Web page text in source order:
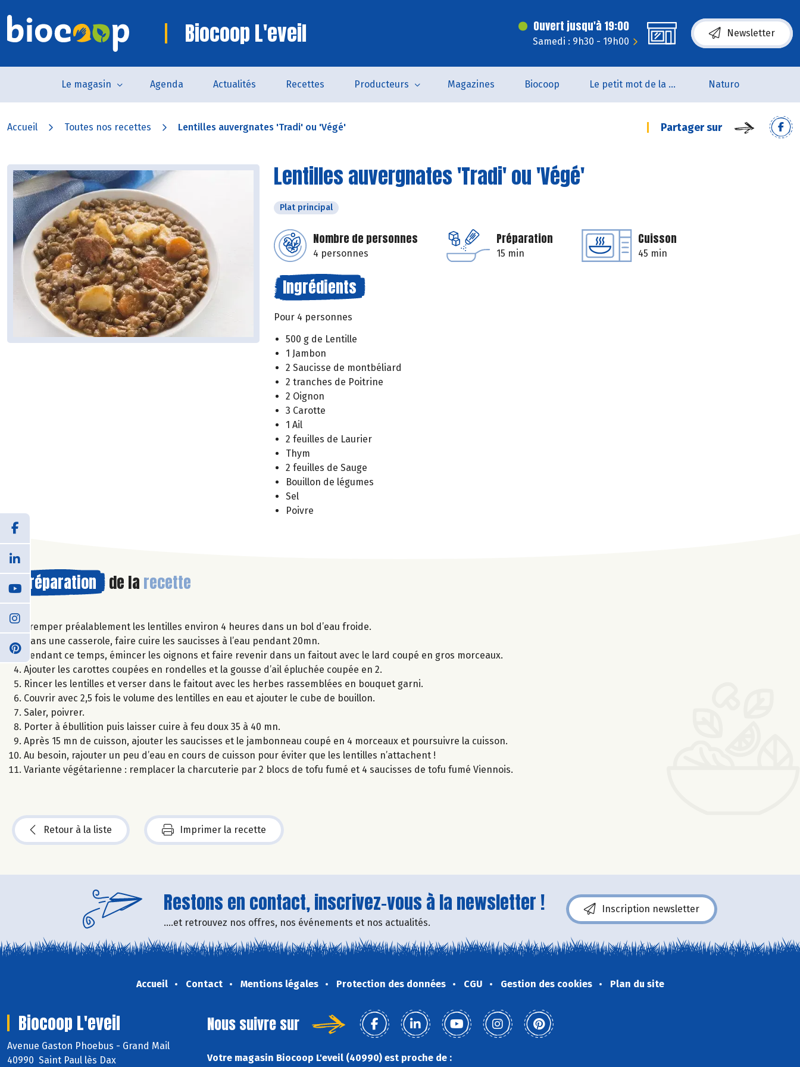
Biocoop L'eveil Ouvert jusqu'à 19:00
Samedi : 9h30 - 19h00
Newsletter
Le magasin Agenda Actualités Recettes Producteurs Magazines Biocoop Le petit mot de la naturo Naturo
Accueil Toutes nos recettes Lentilles auvergnates 'Tradi' ou 'Végé' Partager sur
Lentilles auvergnates 'Tradi' ou 'Végé'
Plat principal
Nombre de personnes
4 personnes
Préparation
15 min
Cuisson
45 min
Ingrédients
Pour 4 personnes
500 g de Lentille
1 Jambon
2 Saucisse de montbéliard
2 tranches de Poitrine
2 Oignon
3 Carotte
1 Ail
2 feuilles de Laurier
Thym
2 feuilles de Sauge
Bouillon de légumes
Sel
Poivre
Préparation de la recette
Tremper préalablement les lentilles environ 4 heures dans un bol d’eau froide.
Dans une casserole, faire cuire les saucisses à l’eau pendant 20mn.
Pendant ce temps, émincer les oignons et faire revenir dans un faitout avec le lard coupé en gros morceaux.
Ajouter les carottes coupées en rondelles et la gousse d’ail épluchée coupée en 2.
Rincer les lentilles et verser dans le faitout avec les herbes rassemblées en bouquet garni.
Couvrir avec 2,5 fois le volume des lentilles en eau et ajouter le cube de bouillon.
Saler, poivrer.
Porter à ébullition puis laisser cuire à feu doux 35 à 40 mn.
Après 15 mn de cuisson, ajouter les saucisses et le jambonneau coupé en 4 morceaux et poursuivre la cuisson.
Au besoin, rajouter un peu d’eau en cours de cuisson pour éviter que les lentilles n’attachent !
Variante végétarienne : remplacer la charcuterie par 2 blocs de tofu fumé et 4 saucisses de tofu fumé Viennois.
Retour à la liste Imprimer la recette
Restons en contact, inscrivez-vous à la newsletter !
....et retrouvez nos offres, nos événements et nos actualités.
Inscription newsletter
Accueil Contact Mentions légales Protection des données CGU Gestion des cookies Plan du site
Biocoop L'eveil
Avenue Gaston Phoebus - Grand Mail
40990 Saint Paul lès Dax
Nous suivre sur
Votre magasin Biocoop L'eveil (40990) est proche de :